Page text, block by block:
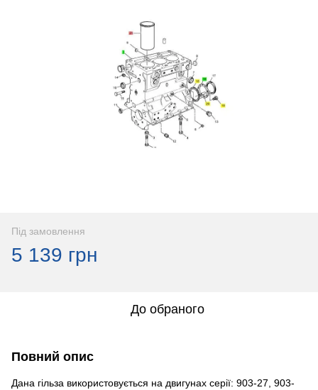
Під замовлення
5 139 грн
До обраного
Повний опис
Дана гільза використовується на двигунах серії: 903-27, 903-